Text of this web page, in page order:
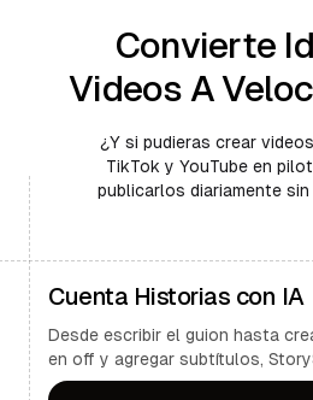
Convierte
Videos A
¿Y si pudieras crear
TikTok y YouTube en
publicarlos diariamente
Cuenta Historias con IA
Desde escribir el guion hasta
en off y agregar subtítulos,